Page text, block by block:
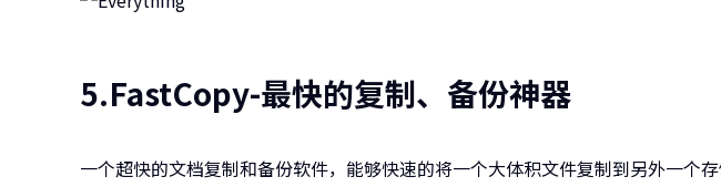
5.FastCopy-最快的复制、备份神器
一个超快的文档复制和备份软件，能够快速的将一个大体积文件复制到另外一个